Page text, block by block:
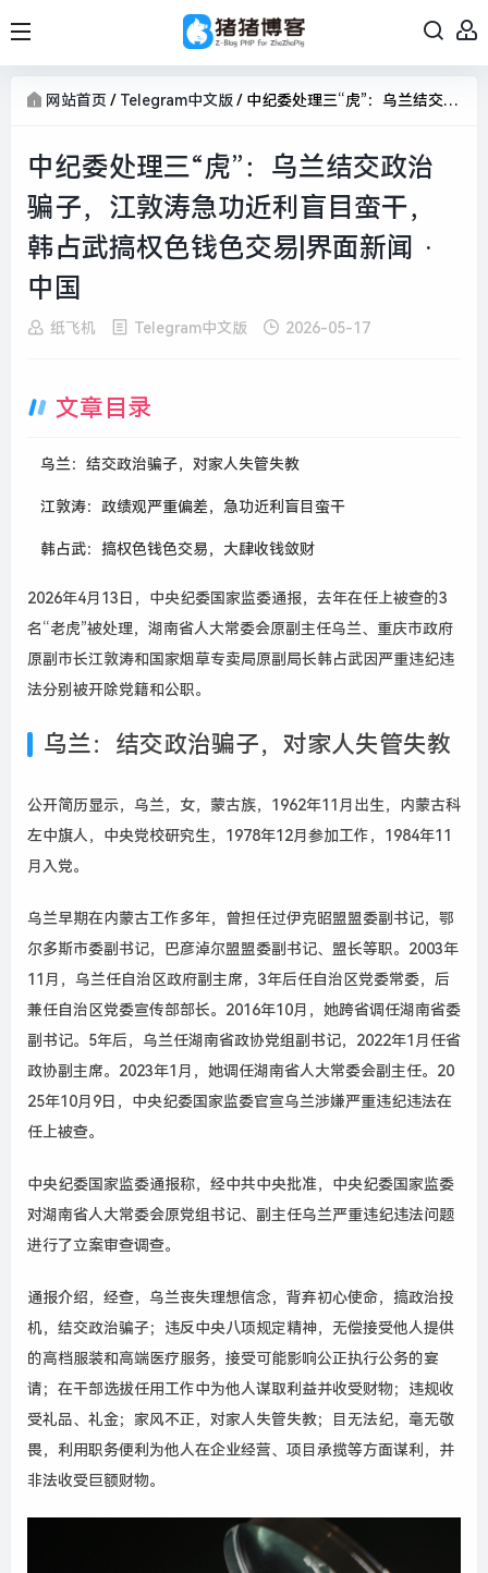
网站首页 / Telegram中文版/ 中纪委处理三“虎”：乌兰结交政治骗子，江敦涛急功近利盲目蛮干，韩占武搞权色钱色交易|界面新闻 · 中国
中纪委处理三“虎”：乌兰结交政治
骗子，江敦涛急功近利盲目蛮干，
韩占武搞权色钱色交易|界面新闻 ·
中国
纸飞机 Telegram中文版 2026-05-17
文章目录
乌兰：结交政治骗子，对家人失管失教
江敦涛：政绩观严重偏差，急功近利盲目蛮干
韩占武：搞权色钱色交易，大肆收钱敛财
2026年4月13日，中央纪委国家监委通报，去年在任上被查的3
名“老虎”被处理，湖南省人大常委会原副主任乌兰、重庆市政府
原副市长江敦涛和国家烟草专卖局原副局长韩占武因严重违纪违
法分别被开除党籍和公职。
乌兰：结交政治骗子，对家人失管失教
公开简历显示，乌兰，女，蒙古族，1962年11月出生，内蒙古科
左中旗人，中央党校研究生，1978年12月参加工作，1984年11
月入党。
乌兰早期在内蒙古工作多年，曾担任过伊克昭盟盟委副书记，鄂
尔多斯市委副书记，巴彦淖尔盟盟委副书记、盟长等职。2003年
11月，乌兰任自治区政府副主席，3年后任自治区党委常委，后
兼任自治区党委宣传部部长。2016年10月，她跨省调任湖南省委
副书记。5年后，乌兰任湖南省政协党组副书记，2022年1月任省
政协副主席。2023年1月，她调任湖南省人大常委会副主任。20
25年10月9日，中央纪委国家监委官宣乌兰涉嫌严重违纪违法在
任上被查。
中央纪委国家监委通报称，经中共中央批准，中央纪委国家监委
对湖南省人大常委会原党组书记、副主任乌兰严重违纪违法问题
进行了立案审查调查。
通报介绍，经查，乌兰丧失理想信念，背弃初心使命，搞政治投
机，结交政治骗子；违反中央八项规定精神，无偿接受他人提供
的高档服装和高端医疗服务，接受可能影响公正执行公务的宴
请；在干部选拔任用工作中为他人谋取利益并收受财物；违规收
受礼品、礼金；家风不正，对家人失管失教；目无法纪，毫无敬
畏，利用职务便利为他人在企业经营、项目承揽等方面谋利，并
非法收受巨额财物。